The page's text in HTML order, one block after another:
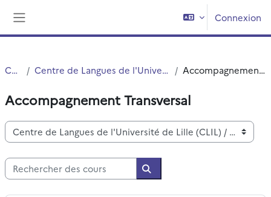
Connexion
Cours Centre de Langues de l'Université de Lille (CLIL) Accompagnement Transversal
Accompagnement Transversal
Catégories de cours
Rechercher des cours
Rechercher des cours